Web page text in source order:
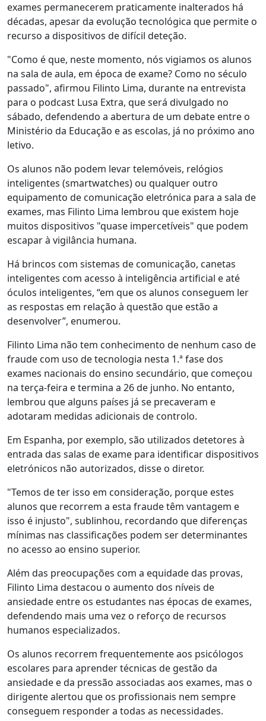
exames permanecerem praticamente inalterados há
décadas, apesar da evolução tecnológica que permite o
recurso a dispositivos de difícil deteção.
"Como é que, neste momento, nós vigiamos os alunos
na sala de aula, em época de exame? Como no século
passado", afirmou Filinto Lima, durante na entrevista
para o podcast Lusa Extra, que será divulgado no
sábado, defendendo a abertura de um debate entre o
Ministério da Educação e as escolas, já no próximo ano
letivo.
Os alunos não podem levar telemóveis, relógios
inteligentes (smartwatches) ou qualquer outro
equipamento de comunicação eletrónica para a sala de
exames, mas Filinto Lima lembrou que existem hoje
muitos dispositivos "quase impercetíveis" que podem
escapar à vigilância humana.
Há brincos com sistemas de comunicação, canetas
inteligentes com acesso à inteligência artificial e até
óculos inteligentes, “em que os alunos conseguem ler
as respostas em relação à questão que estão a
desenvolver”, enumerou.
Filinto Lima não tem conhecimento de nenhum caso de
fraude com uso de tecnologia nesta 1.ª fase dos
exames nacionais do ensino secundário, que começou
na terça-feira e termina a 26 de junho. No entanto,
lembrou que alguns países já se precaveram e
adotaram medidas adicionais de controlo.
Em Espanha, por exemplo, são utilizados detetores à
entrada das salas de exame para identificar dispositivos
eletrónicos não autorizados, disse o diretor.
"Temos de ter isso em consideração, porque estes
alunos que recorrem a esta fraude têm vantagem e
isso é injusto", sublinhou, recordando que diferenças
mínimas nas classificações podem ser determinantes
no acesso ao ensino superior.
Além das preocupações com a equidade das provas,
Filinto Lima destacou o aumento dos níveis de
ansiedade entre os estudantes nas épocas de exames,
defendendo mais uma vez o reforço de recursos
humanos especializados.
Os alunos recorrem frequentemente aos psicólogos
escolares para aprender técnicas de gestão da
ansiedade e da pressão associadas aos exames, mas o
dirigente alertou que os profissionais nem sempre
conseguem responder a todas as necessidades.